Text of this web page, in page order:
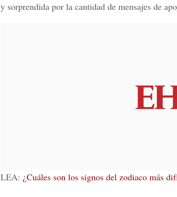
y sorprendida por la cantidad de mensajes de
LEA: ¿Cuáles son los signos del zodiaco más